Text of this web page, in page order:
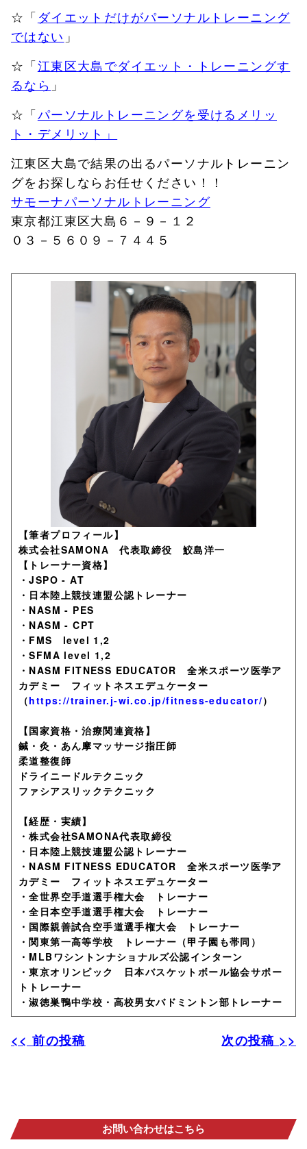
☆「ダイエットだけがパーソナルトレーニング
ではない 」
☆「江東区大島でダイエット・トレーニングす
るなら 」
☆「パーソナルトレーニングを受けるメリッ
ト・デメリット」
江東区大島で結果の出るパーソナルトレーニン
グをお探しならお任せください！！
サモーナパーソナルトレーニング
東京都江東区大島６－９－１２
０３－５６０９－７４４５
【筆者プロフィール】
株式会社SAMONA 代表取締役 鮫島洋一
【トレーナー資格】
・JSPO - AT
・日本陸上競技連盟公認トレーナー
・NASM - PES
・NASM - CPT
・FMS level 1,2
・SFMA level 1,2
・NASM FITNESS EDUCATOR 全米スポーツ医学ア
カデミー フィットネスエデュケーター
（https://trainer.j-wi.co.jp/fitness-educator/）
【国家資格・治療関連資格】
鍼・灸・あん摩マッサージ指圧師
柔道整復師
ドライニードルテクニック
ファシアスリックテクニック
【経歴・実績】
・株式会社SAMONA代表取締役
・日本陸上競技連盟公認トレーナー
・NASM FITNESS EDUCATOR 全米スポーツ医学ア
カデミー フィットネスエデュケーター
・全世界空手道選手権大会 トレーナー
・全日本空手道選手権大会 トレーナー
・国際親善試合空手道選手権大会 トレーナー
・関東第一高等学校 トレーナー（甲子園も帯同）
・MLBワシントンナショナルズ公認インターン
・東京オリンピック 日本バスケットボール協会サポー
トトレーナー
・淑徳巣鴨中学校・高校男女バドミントン部トレーナー
<< 前の投稿 次の投稿 >>
お問い合わせはこちら